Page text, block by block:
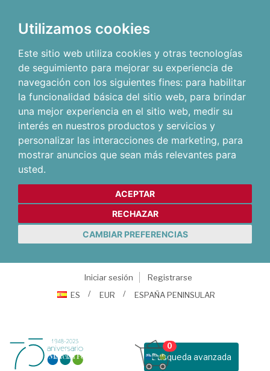
Utilizamos cookies
Este sitio web utiliza cookies y otras tecnologías
de seguimiento para mejorar su experiencia de
navegación con los siguientes fines: para habilitar
la funcionalidad básica del sitio web, para brindar
una mejor experiencia en el sitio web, medir su
interés en nuestros productos y servicios y
personalizar las interacciones de marketing, para
mostrar anuncios que sean más relevantes para
usted.
ACEPTAR
RECHAZAR
CAMBIAR PREFERENCIAS
Iniciar sesión
Registrarse
ES
EUR ESPAÑA PENINSULAR
Busqueda avanzada
0